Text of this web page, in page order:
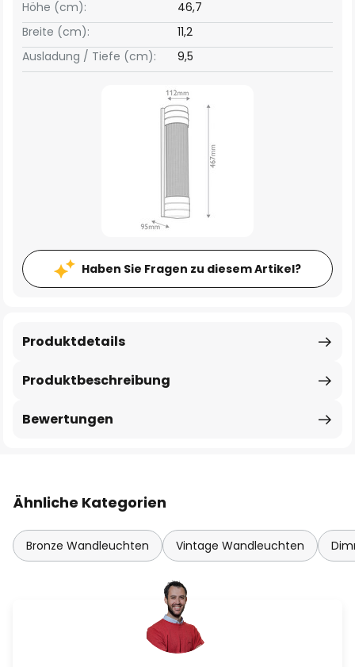
Breite (cm): 11,2
Höhe (cm): 46,7
Ausladung / Tiefe (cm): 9,5
Haben Sie Fragen zu diesem Artikel?
Produktbeschreibung
Produktdetails
Bewertungen
Ähnliche Kategorien
Bronze Wandleuchten Vintage Wandleuchten